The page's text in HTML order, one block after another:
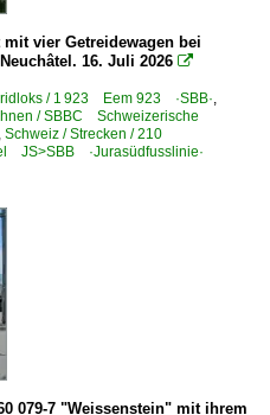
E 42
'Energiecontainer'
·Skoda 80E·
mit vier Getreidewagen bei
16. Juli 2026 
/ 1 923 Eem 923 ·SBB·
/ SBBC Schweizerische
Schweiz / Strecken / 210
JS>SBB ·Jurasüdfusslinie·
079-7 "Weissenstein" mit ihrem